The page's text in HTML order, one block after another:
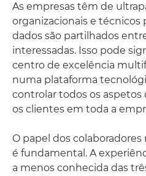
As empresas têm de
organizacionais e técnicos
dados são partilhados
interessadas. Isso pode
centro de excelência
numa plataforma
controlar todos os
os clientes em toda a
O papel dos
é fundamental. A
a menos conhecida das